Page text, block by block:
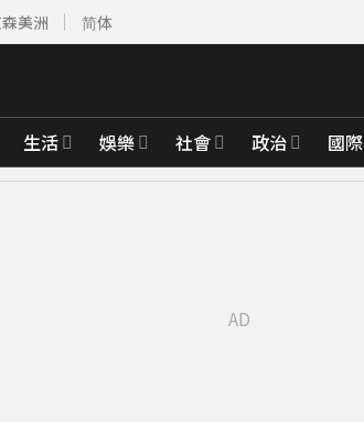
美洲 简体
生活 娛樂 社會 政治 國際